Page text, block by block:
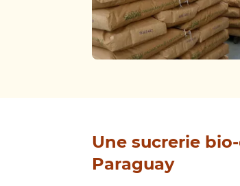
Une sucrerie
Paraguay